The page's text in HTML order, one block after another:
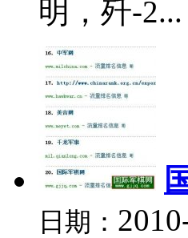
明，歼-2...
日期：